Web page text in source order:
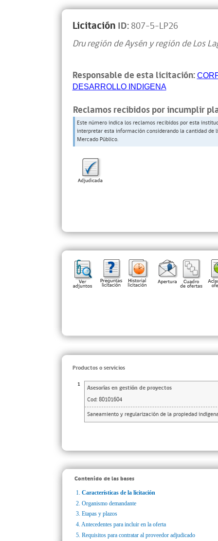
Licitación ID:807-5-LP26
Dru región de Aysén y región de Los
Responsable de esta licitación:
DESARROLLO INDIGENA
Reclamos recibidos por incumplir
Este número indica los reclamos recibidos por esta
interpretar esta información considerando la cantidad
Mercado Público.
Productos o servicios
1
Asesorías en gestión de proyectos
Cod: 80101604
Saneamiento y regularización de la propiedad
Contenido de las bases
1. Características de la licitación
2. Organismo demandante
3. Etapas y plazos
4. Antecedentes para incluir en la oferta
5. Requisitos para contratar al proveedor adjudicado